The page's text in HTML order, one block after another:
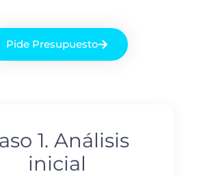
Pide Presupuesto
1. Análisis
inicial